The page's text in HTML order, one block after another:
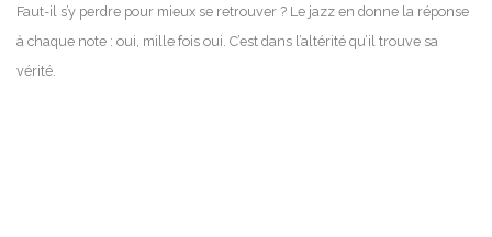
Faut-il s’y perdre pour mieux se retrouver ? Le jazz en donne la réponse
à chaque note : oui, mille fois oui. C’est dans l’altérité qu’il trouve sa
vérité.